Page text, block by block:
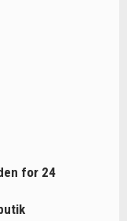
for 24